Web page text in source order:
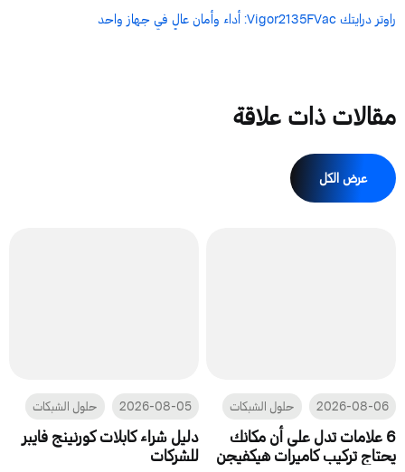
راوتر درايتك Vigor2135FVac: أداء وأمان عالٍ في جهاز واحد
مقالات ذات علاقة
عرض الكل
2026-08-06 حلول الشبكات
6 علامات تدل على أن مكانك
يحتاج تركيب كاميرات هيكفيجن
2026-08-05 حلول الشبكات
دليل شراء كابلات كورنينج فايبر
للشركات